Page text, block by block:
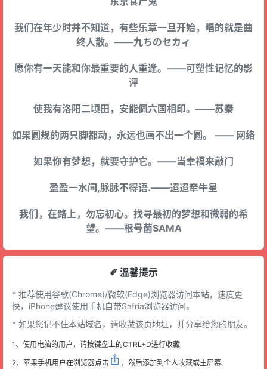
我们在年少时并不知道，有些乐章一旦开始，唱的就是曲
终人散。——九ちのセカィ
愿你有一天能和你最重要的人重逢。——可塑性记忆的影
评
使我有洛阳二顷田，安能佩六国相印。——苏秦
如果圆规的两只脚都动，永远也画不出一个圆。 —— 网络
如果你有梦想，就要守护它。——当幸福来敲门
盈盈一水间,脉脉不得语.——迢迢牵牛星
我们，在路上，勿忘初心。找寻最初的梦想和微弱的希
望。——根号菌SAMA
✐ 溫馨提示
* 推荐使用谷歌(Chrome)/微软(Edge)浏览器访问本站，速度更
快，iPhone建议使用手机自带Safria浏览器访问。
* 如果您记不住本站域名，请收藏该页地址，并分享给您的朋友。
1、使用电脑的用户，请按键盘上的CTRL+D进行收藏
2、苹果手机用户在浏览器点击 ，然后添加到个人收藏或主屏幕。